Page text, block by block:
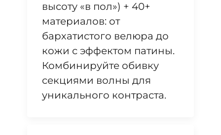
высоту «в пол») + 40+
материалов: от
бархатистого велюра до
кожи с эффектом патины.
Комбинируйте обивку
секциями волны для
уникального контраста.